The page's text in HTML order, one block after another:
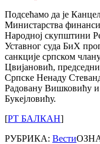
Подсећамо да је
Министарства
Народној скупштини
Уставног суда БиХ
санкције српском
Цвијановић,
Српске Ненаду
Радовану Вишковићу
Букејловићу.
[РТ БАЛКАН]
РУБРИКА: Вести